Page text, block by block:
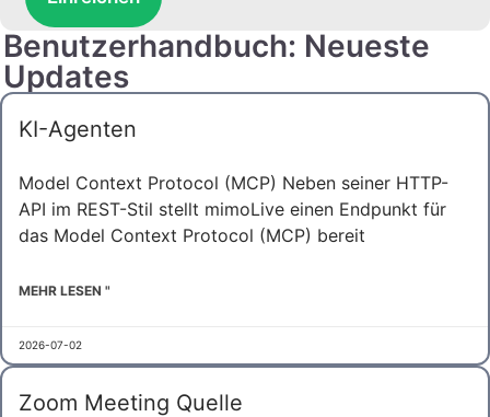
Benutzerhandbuch: Neueste
Updates
KI-Agenten
Model Context Protocol (MCP) Neben seiner HTTP-
API im REST-Stil stellt mimoLive einen Endpunkt für
das Model Context Protocol (MCP) bereit
MEHR LESEN "
2026-07-02
Zoom Meeting Quelle